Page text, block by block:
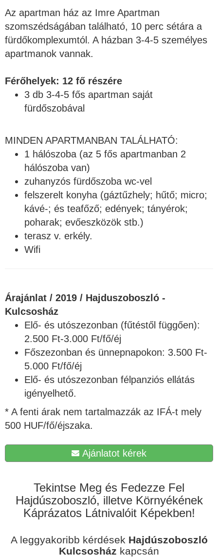
Az apartman ház az Imre Apartman
szomszédságában található, 10 perc sétára a
fürdőkomplexumtól. A házban 3-4-5 személyes
apartmanok vannak.
Férőhelyek: 12 fő részére
3 db 3-4-5 fős apartman saját
fürdőszobával
MINDEN APARTMANBAN TALÁLHATÓ:
1 hálószoba (az 5 fős apartmanban 2
hálószoba van)
zuhanyzós fürdőszoba wc-vel
felszerelt konyha (gáztűzhely; hűtő; micro;
kávé-; és teafőző; edények; tányérok;
poharak; evőeszközök stb.)
terasz v. erkély.
Wifi
Árajánlat / 2019 / Hajduszoboszló -
Kulcsosház
Elő- és utószezonban (fűtéstől függően):
2.500 Ft-3.000 Ft/fő/éj
Főszezonban és ünnepnapokon: 3.500 Ft-
5.000 Ft/fő/éj
Elő- és utószezonban félpanziós ellátás
igényelhető.
* A fenti árak nem tartalmazzák az IFÁ-t mely
500 HUF/fő/éjszaka.
Ajánlatot kérek
Tekintse Meg és Fedezze Fel
Hajdúszoboszló, illetve Környékének
Káprázatos Látnivalóit Képekben!
A leggyakoribb kérdések Hajdúszoboszló
Kulcsosház kapcsán